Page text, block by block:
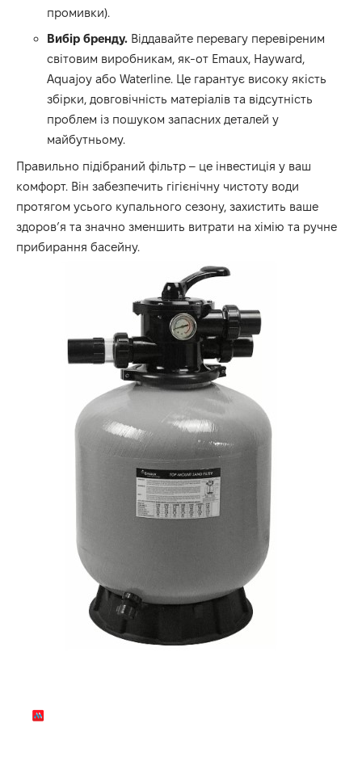
промивки).
Вибір бренду.Віддавайте перевагу перевіреним
світовим виробникам, як-от Emaux, Hayward,
Aquajoy або Waterline. Це гарантує високу якість
збірки, довговічність матеріалів та відсутність
проблем із пошуком запасних деталей у
майбутньому.
Правильно підібраний фільтр – це інвестиція у ваш
комфорт. Він забезпечить гігієнічну чистоту води
протягом усього купального сезону, захистить ваше
здоров’я та значно зменшить витрати на хімію та ручне
прибирання басейну.